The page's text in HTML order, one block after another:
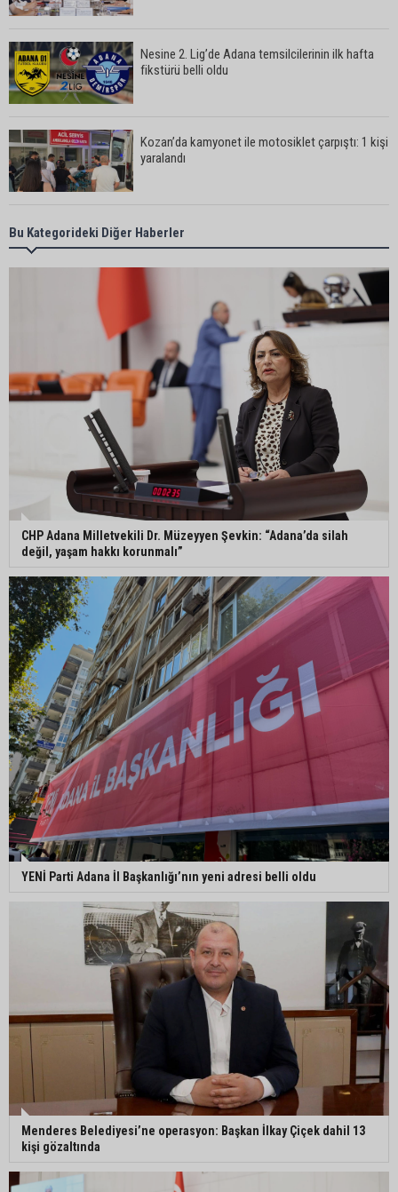
Nesine 2. Lig’de Adana temsilcilerinin ilk hafta
fikstürü belli oldu
Kozan’da kamyonet ile motosiklet çarpıştı: 1 kişi
yaralandı
Karataş Belediye Başkanı Ali Bedrettin Karataş:
“Sahillerimize birlikte sahip çıkalım”
Pozantı’da İlçe Jandarma Komutanlığı ekipleri
vatandaşları dijital dolandırıcılığa karşı uyardı
Adana Lezzet Festivali için stratejik hazırlık
toplantısı yapıldı
Adana’da 478 yıllık Kemeraltı Camii’nde sprey
boya krizi: Vatandaşlar denetimlerin artırılmasını
istedi
Adana’ya acı haber: Adanalı polis memuru
İstanbul’daki kazada hayatını kaybetti
Feke Belediyesi’nden Çondu Mahallesi’nde yol
çalışması
Bu Kategorideki Diğer Haberler
CHP Adana Milletvekili Dr. Müzeyyen Şevkin: “Adana’da silah
değil, yaşam hakkı korunmalı”
YENİ Parti Adana İl Başkanlığı’nın yeni adresi belli oldu
Menderes Belediyesi’ne operasyon: Başkan İlkay Çiçek dahil 13
kişi gözaltında